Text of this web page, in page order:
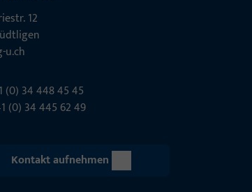
12
u.ch
(0) 34 448 45 45
(0) 34 445 62 49
Kontakt aufnehmen